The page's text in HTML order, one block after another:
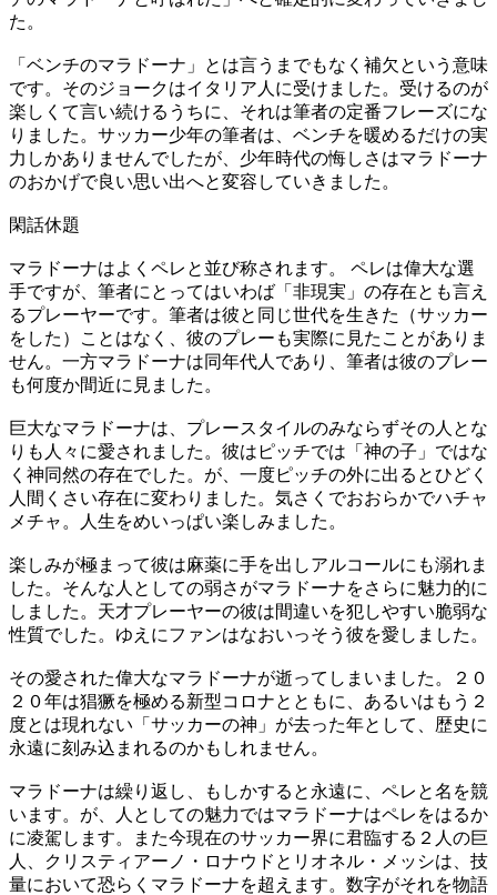
た。
「ベンチのマラドーナ」とは言うまでもなく補欠という意味
です。そのジョークはイタリア人に受けました。受けるのが
楽しくて言い続けるうちに、それは筆者の定番フレーズにな
りました。サッカー少年の筆者は、ベンチを暖めるだけの実
力しかありませんでしたが、少年時代の悔しさはマラドーナ
のおかげで良い思い出へと変容していきました。
閑話休題
マラドーナはよくペレと並び称されます。 ペレは偉大な選
手ですが、筆者にとってはいわば「非現実」の存在とも言え
るプレーヤーです。筆者は彼と同じ世代を生きた（サッカー
をした）ことはなく、彼のプレーも実際に見たことがありま
せん。一方マラドーナは同年代人であり、筆者は彼のプレー
も何度か間近に見ました。
巨大なマラドーナは、プレースタイルのみならずその人とな
りも人々に愛されました。彼はピッチでは「神の子」ではな
く神同然の存在でした。が、一度ピッチの外に出るとひどく
人間くさい存在に変わりました。気さくでおおらかでハチャ
メチャ。人生をめいっぱい楽しみました。
楽しみが極まって彼は麻薬に手を出しアルコールにも溺れま
した。そんな人としての弱さがマラドーナをさらに魅力的に
しました。天才プレーヤーの彼は間違いを犯しやすい脆弱な
性質でした。ゆえにファンはなおいっそう彼を愛しました。
その愛された偉大なマラドーナが逝ってしまいました。２０
２０年は猖獗を極める新型コロナとともに、あるいはもう２
度とは現れない「サッカーの神」が去った年として、歴史に
永遠に刻み込まれるのかもしれません。
マラドーナは繰り返し、もしかすると永遠に、ペレと名を競
います。が、人としての魅力ではマラドーナはペレをはるか
に凌駕します。また今現在のサッカー界に君臨する２人の巨
人、クリスティアーノ・ロナウドとリオネル・メッシは、技
量において恐らくマラドーナを超えます。数字がそれを物語